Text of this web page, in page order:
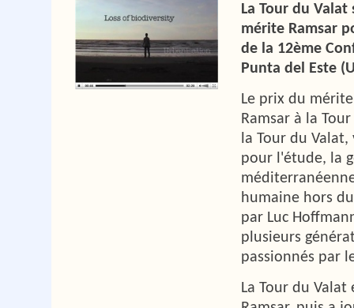
La Tour du
mérite Ramsar
de la 12ème
Punta del Este
Le prix du
Ramsar à la
la Tour du
pour l'étude, la
humaine hors
par Luc
plusieurs
passionnés par
La Tour du